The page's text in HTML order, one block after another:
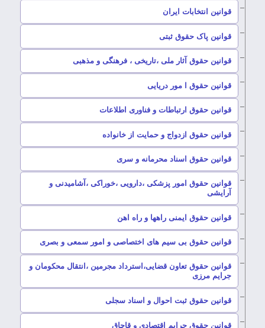
قوانین انتخابات ایران
قوانین پاک حقوق ثبتی
قوانین حقوق آثار ملی ،تاریخی ، فرهنگی و مذهبی
قوانین حقوق ا مور دریایی
قوانین حقوق ارتباطات و فناوری اطلاعات
قوانین حقوق ازدواج و حمایت از خانواده
قوانین حقوق اسناد محرمانه و سری
قوانین حقوق امور پزشکی ،دارویی ،خوراکی ،آشامیدنی و
آرایشی
قوانین حقوق ایمنی راهها و راه اهن
قوانین حقوق بی سیم های اختصاصی و امور سمعی و بصری
قوانین حقوق تعاون قضایی،استرداد مجرمین ،انتقال محکومان و
جرایم مرزی
قوانین حقوق ثبت احوال و اسناد سجلی
قوانین حقوق جرایم اقتصادی و قاچاق